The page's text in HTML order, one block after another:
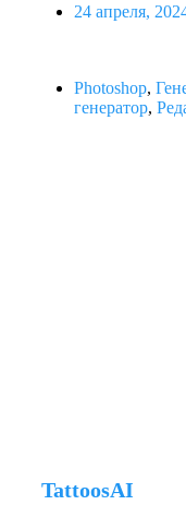
24 апреля,
Photoshop,
генератор,
TattoosAI